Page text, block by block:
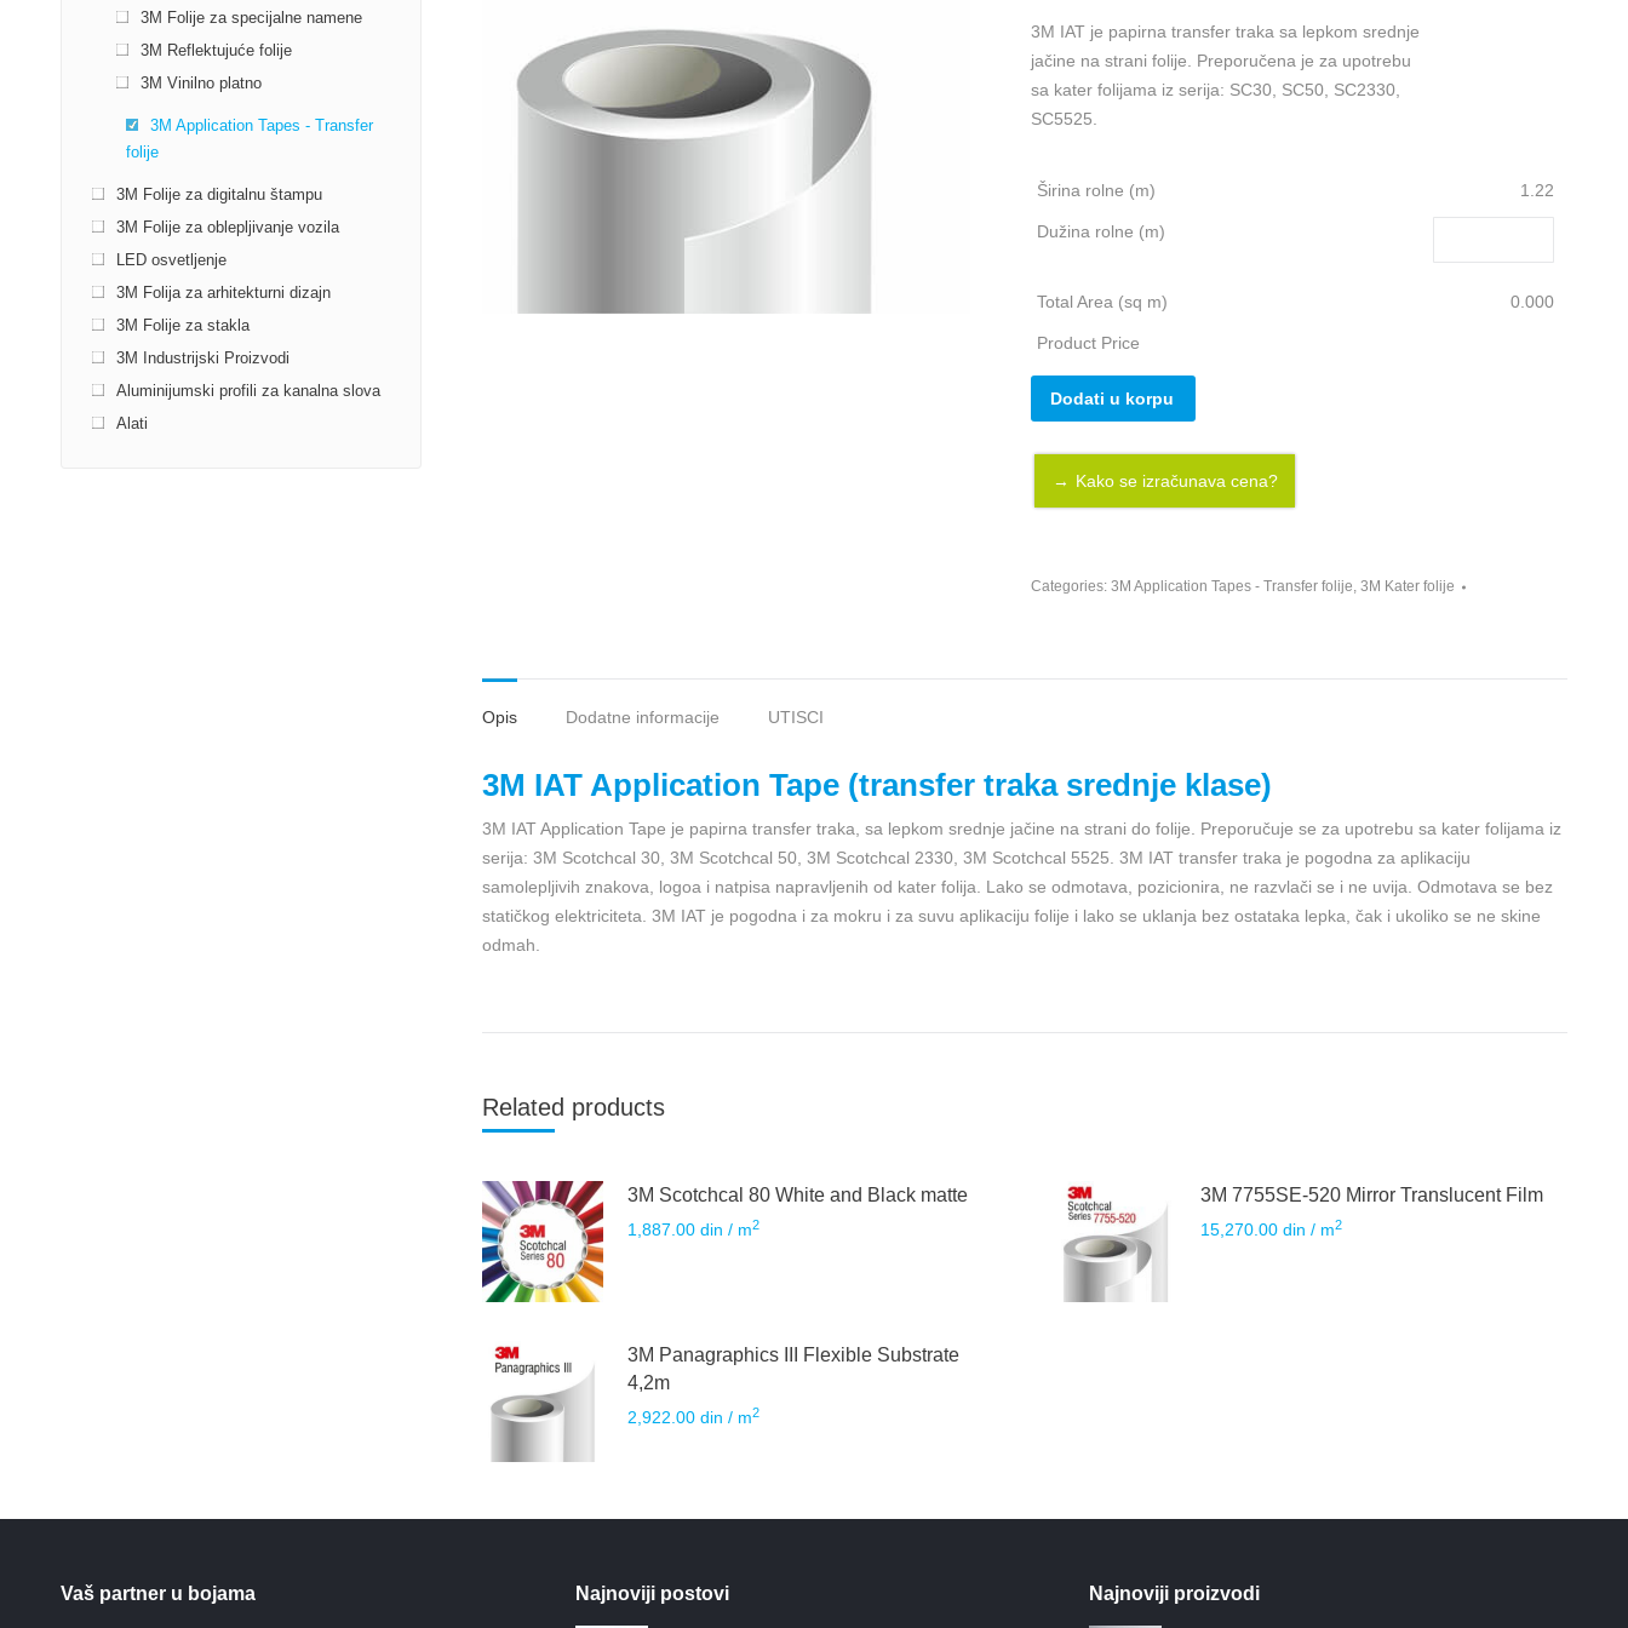
3M IAT je papirna transfer traka sa lepkom srednje
jačine na strani folije. Preporučena je za upotrebu
sa kater folijama iz serija: SC30, SC50, SC2330,
SC5525.
Širina rolne (m) 1.22
Dužina rolne (m)
Total Area (sq m) 0.000
Product Price
Dodati u korpu
Kako se izračunava cena?
Categories:3M Application Tapes - Transfer folije,3M Kater folije
Opis Dodatne informacije UTISCI
3M IAT Application Tape (transfer traka srednje klase)
3M IAT Application Tape je papirna transfer traka, sa lepkom srednje jačine na strani do folije. Preporučuje se za upotrebu sa kater folijama iz
serija: 3M Scotchcal 30, 3M Scotchcal 50, 3M Scotchcal 2330, 3M Scotchcal 5525. 3M IAT transfer traka je pogodna za aplikaciju
samolepljivih znakova, logoa i natpisa napravljenih od kater folija. Lako se odmotava, pozicionira, ne razvlači se i ne uvija. Odmotava se bez
statičkog elektriciteta. 3M IAT je pogodna i za mokru i za suvu aplikaciju folije i lako se uklanja bez ostataka lepka, čak i ukoliko se ne skine
odmah.
Related products
3M Scotchcal 80 White and Black matte
1,887.00din / m2
3M 7755SE-520 Mirror Translucent Film
15,270.00din / m2
3M Panagraphics III Flexible Substrate
4,2m
2,922.00din / m2
3M Folije za specijalne namene
3M Reflektujuće folije
3M Vinilno platno
3M Application Tapes - Transfer
folije
3M Folije za digitalnu štampu
3M Folije za oblepljivanje vozila
LED osvetljenje
3M Folija za arhitekturni dizajn
3M Folije za stakla
3M Industrijski Proizvodi
Aluminijumski profili za kanalna slova
Alati
Vaš partner u bojama Najnoviji postovi Najnoviji proizvodi